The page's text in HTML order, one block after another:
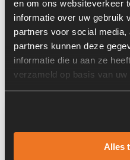
en om ons websiteverkeer
informatie over uw gebruik
partners voor social
partners kunnen deze
informatie die u aan ze
verzameld op basis van uw
Alles
Locatie:
Past op de volgende machines:
Land:
Stock number: 5853-012